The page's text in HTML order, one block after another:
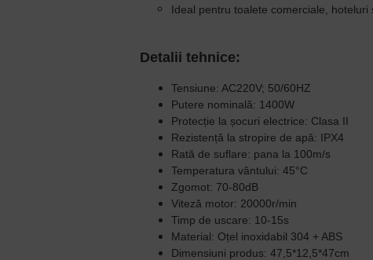
Ideal pentru toalete comerciale, hoteluri
Detalii tehnice:
Tensiune: AC220V; 50/60HZ
Putere nominală: 1400W
Protecție la șocuri electrice: Clasa II
Rezistență la stropire de apă: IPX4
Rată de suflare: pana la 100m/s
Temperatura vântului: 45°C
Zgomot: 70-80dB
Viteză motor: 20000r/min
Timp de uscare: 10-15s
Material: Oțel inoxidabil 304 + ABS
Dimensiuni produs: 47,5*12,5*47cm